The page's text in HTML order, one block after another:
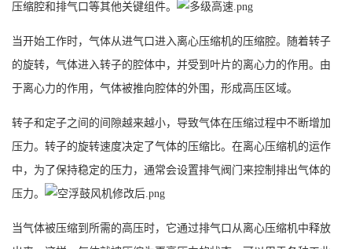
压缩腔和排气口等其他关键组件。
当开始工作时，气体从进气口进入离心压缩机的压缩腔。随着转子
的旋转，气体进入转子的腔体中，并受到叶片的离心力的作用。由
于离心力的作用，气体被推向腔体的外围，形成高压区域。
转子和定子之间的间隙越来越小，导致气体在压缩过程中不断增加
压力。转子的旋转速度决定了气体的压缩比。在离心压缩机的运作
中，为了保持稳定的压力，通常会设置排气阀门来控制排出气体的
压力。
当气体被压缩到所需的高压时，它通过排气口从离心压缩机中释放